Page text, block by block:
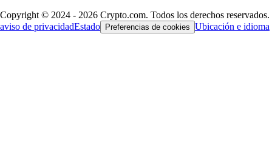
Copyright © 2024 - 2026 Crypto.com. Todos los derechos reservados.
aviso de privacidadEstado Preferencias de cookies Ubicación e idioma